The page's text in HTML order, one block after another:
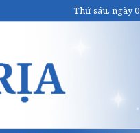
Thứ sáu, ngày